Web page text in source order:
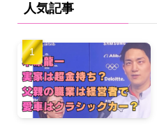
人気記事